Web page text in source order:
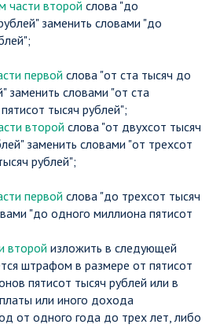
части второй слова "до
заменить словами "до
первой слова "от ста тысяч до
заменить словами "от ста
тысяч рублей";
второй слова "от двухсот тысяч
заменить словами "от трехсот
рублей";
первой слова "до трехсот тысяч
"до одного миллиона пятисот
второй изложить в следующей
штрафом в размере от пятисот
пятисот тысяч рублей или в
или иного дохода
от одного года до трех лет, либо